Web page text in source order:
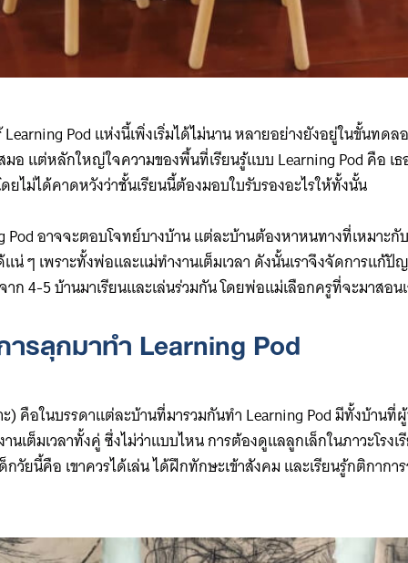
Pod แห่งนี้เพิ่งเริ่มได้ไม่นาน หลายอย่างยังอยู่ในขั้นทดล
อ แต่หลักใหญ่ใจความของพื้นที่เรียนรู้แบบ Learning Pod คือ เธ
ยไม่ได้คาดหวังว่าชั้นเรียนนี้ต้องมอบใบรับรองอะไรให้ทั้งนั้น
Pod อาจจะตอบโจทย์บางบ้าน แต่ละบ้านต้องหาหนทางที่เหมาะกั
แน่ ๆ เพราะทั้งพ่อและแม่ทำงานเต็มเวลา ดังนั้นเราจึงจัดการแก้
าก 4-5 บ้านมาเรียนและเล่นร่วมกัน โดยพ่อแม่เลือกครูที่จะมาสอน
รลุกมาทำ Learning Pod
ะ) คือในบรรดาแต่ละบ้านที่มารวมกันทำ Learning Pod มีทั้งบ้าน
เต็มเวลาทั้งคู่ ซึ่งไม่ว่าแบบไหน การต้องดูแลลูกเล็กในภาวะโรง
วัยนี้คือ เขาควรได้เล่น ได้ฝึกทักษะเข้าสังคม และเรียนรู้กติกาก